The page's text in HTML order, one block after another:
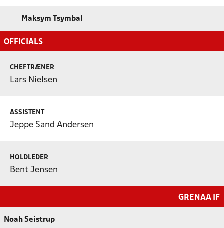
Maksym Tsymbal
OFFICIALS
CHEFTRÆNER
Lars Nielsen
ASSISTENT
Jeppe Sand Andersen
HOLDLEDER
Bent Jensen
GRENAA IF
Noah Seistrup